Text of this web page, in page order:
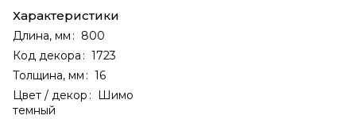
Характеристики
Длина, мм : 800
Код декора : 1723
Толщина, мм : 16
Цвет / декор : Шимо
темный